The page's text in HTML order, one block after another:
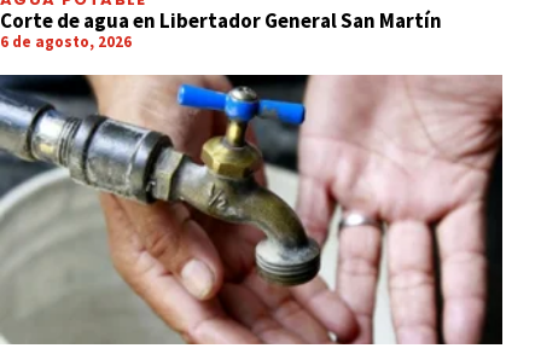
Corte de agua en Libertador General San Martín
6 de agosto, 2026